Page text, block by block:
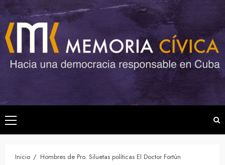
Saltar
al
contenido
Menú
principal
Inicio Hombres de Pro. Siluetas políticas El Doctor Fortún